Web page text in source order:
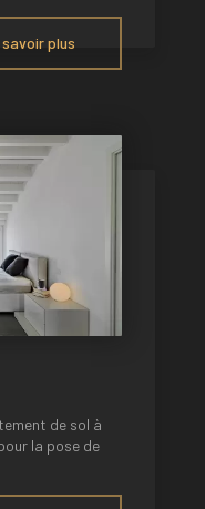
savoir plus
de sol à
la pose de